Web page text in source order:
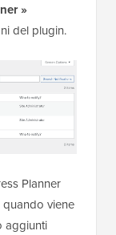
»
del plugin.
Planner
quando viene
aggiunti